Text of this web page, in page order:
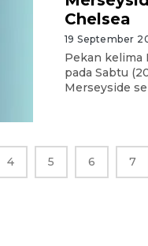
Chelsea
19 September
Pekan kelima
pada Sabtu
Merseyside
4 5 6 7